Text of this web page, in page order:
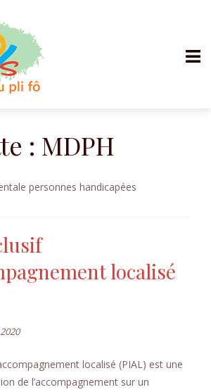
: MDPH
personnes handicapées
localisé
localisé (PIAL) est une
de l’accompagnement sur un